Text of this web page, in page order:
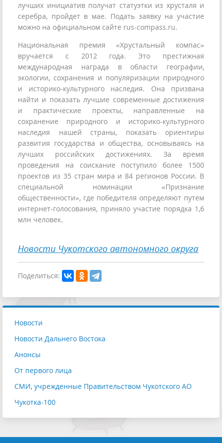
лучших инициатив получат статуэтки из хрусталя и
серебра, пройдет в мае. Подать заявку на участие
можно на официальном сайте rus-compass.ru.
Национальная премия «Хрустальный компас»
вручается с 2012 года. Это престижная
международная награда в области географии,
экологии, сохранения и популяризации природного
и историко-культурного наследия. Она призвана
найти и показать лучшие современные достижения
и практические проекты, направленные на
сохранение природного и историко-культурного
наследия нашей страны, показать ориентиры
развития государства и общества, основываясь на
лучших российских достижениях. За время
проведения на соискание поступило более 1500
проектов из 35 стран мира и 84 регионов России. В
специальной номинации «Признание
общественности», где победителя определяют путем
интернет-голосования, приняло участие порядка 1,6
млн человек.
Новости Чукотского автономного округа
Поделиться:
Новости
Новости Дальнего Востока
Анонсы
От первого лица
СМИ, учрежденные Правительством Чукотского АО
Чукотка-100